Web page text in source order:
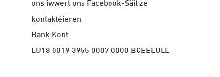
ons iwwert ons Facebook-Säit ze
kontaktéieren.
Bank Kont
LU18 0019 3955 0007 0000 BCEELULL